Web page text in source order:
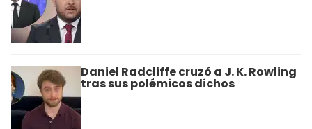
Daniel Radcliffe cruzó a J. K. Rowling
tras sus polémicos dichos